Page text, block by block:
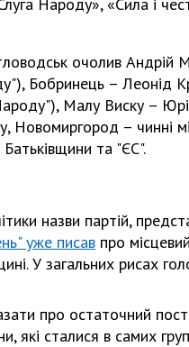
очолив Андрій
Бобринець – Леонід
Малу Виску –
Новомиргород – чинні
та "ЄС".
назви партій,
уже писав про
У загальних рисах
про остаточний
які сталися в самих